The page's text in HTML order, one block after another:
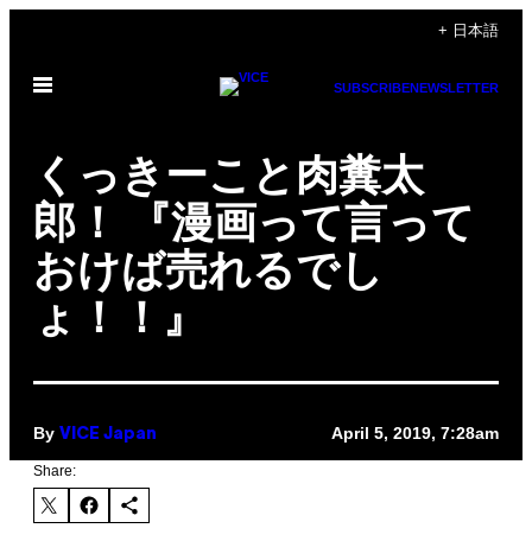
content
+ 日本語
Open
SUBSCRIBENEWSLETTER
くっきーこと肉糞太
郎！ 『漫画って言って
おけば売れるでし
ょ！！』
By VICE Japan April 5, 2019, 7:28am
Share: